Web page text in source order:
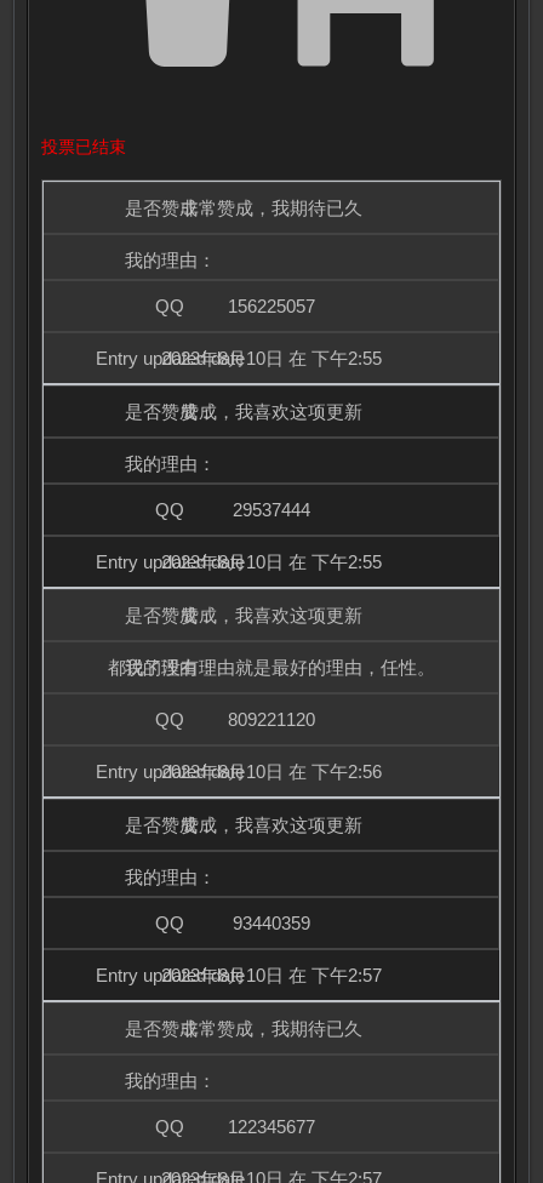
投票已结束
非常赞成，我期待已久
156225057
2023年8月10日 在 下午2:55
赞成，我喜欢这项更新
29537444
2023年8月10日 在 下午2:55
赞成，我喜欢这项更新
都说了没有理由就是最好的理由，任性。
809221120
2023年8月10日 在 下午2:56
赞成，我喜欢这项更新
93440359
2023年8月10日 在 下午2:57
非常赞成，我期待已久
122345677
2023年8月10日 在 下午2:57